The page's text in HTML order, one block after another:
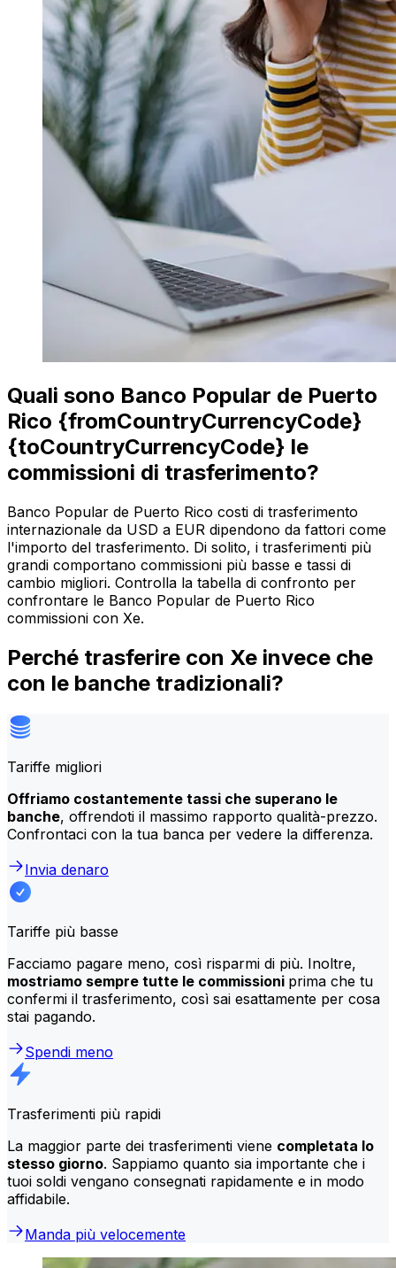
Quali sono Banco Popular de Puerto
Rico {fromCountryCurrencyCode}
{toCountryCurrencyCode} le
commissioni di trasferimento?
Banco Popular de Puerto Rico costi di trasferimento
internazionale da USD a EUR dipendono da fattori come
l'importo del trasferimento. Di solito, i trasferimenti più
grandi comportano commissioni più basse e tassi di
cambio migliori. Controlla la tabella di confronto per
confrontare le Banco Popular de Puerto Rico
commissioni con Xe.
Perché trasferire con Xe invece che
con le banche tradizionali?
Tariffe migliori
Offriamo costantemente tassi che superano le
banche, offrendoti il massimo rapporto qualità-prezzo.
Confrontaci con la tua banca per vedere la differenza.
Invia denaro
Tariffe più basse
Facciamo pagare meno, così risparmi di più. Inoltre,
mostriamo sempre tutte le commissioni prima che tu
confermi il trasferimento, così sai esattamente per cosa
stai pagando.
Spendi meno
Trasferimenti più rapidi
La maggior parte dei trasferimenti viene completata lo
stesso giorno. Sappiamo quanto sia importante che i
tuoi soldi vengano consegnati rapidamente e in modo
affidabile.
Manda più velocemente